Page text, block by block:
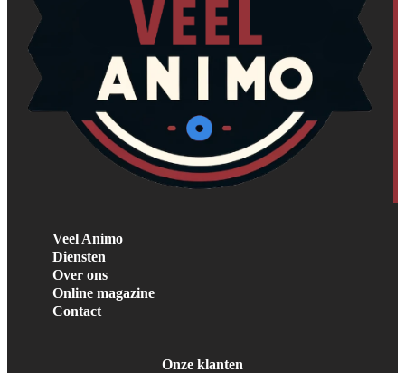
Veel Animo
Diensten
Over ons
Online magazine
Contact
Onze klanten